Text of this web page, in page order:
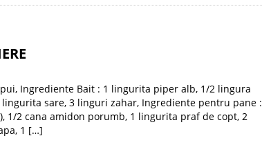
Ingrediente Bait : 1 lingurita piper alb, 1/2 lingura
sare, 3 linguri zahar, Ingrediente pentru pane :
1/2 cana amidon porumb, 1 lingurita praf de copt, 2
1 […]